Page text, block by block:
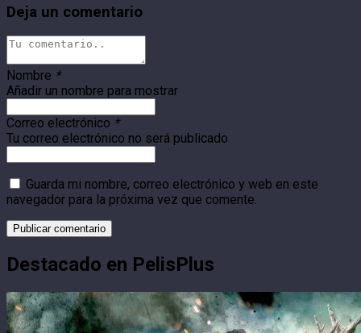
Deja un comentario
Nombre *
Añadir un nombre para mostrar
Correo electrónico *
Tu correo electrónico no será publicado
Guarda mi nombre, correo electrónico y web en este
navegador para la próxima vez que comente.
Destacado en PelisPlus